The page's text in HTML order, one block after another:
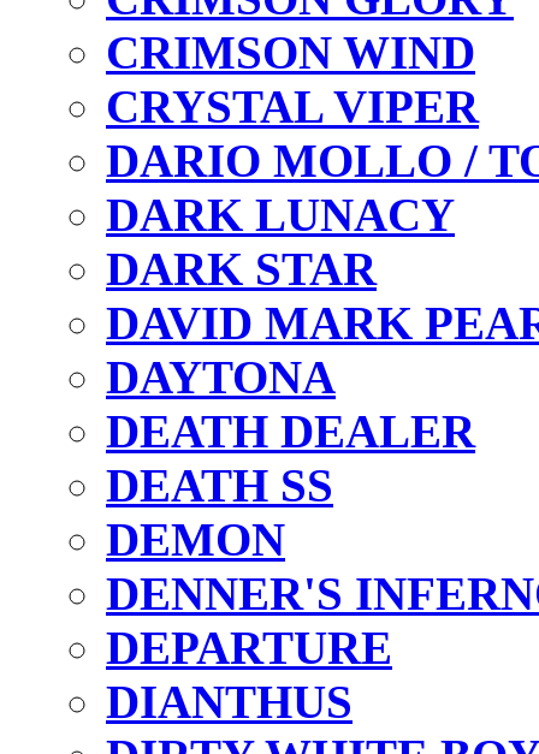
CRIMSON WIND
CRYSTAL VIPER
DARIO MOLLO /
DARK LUNACY
DARK STAR
DAVID MARK
DAYTONA
DEATH DEALER
DEATH SS
DEMON
DENNER'S
DEPARTURE
DIANTHUS